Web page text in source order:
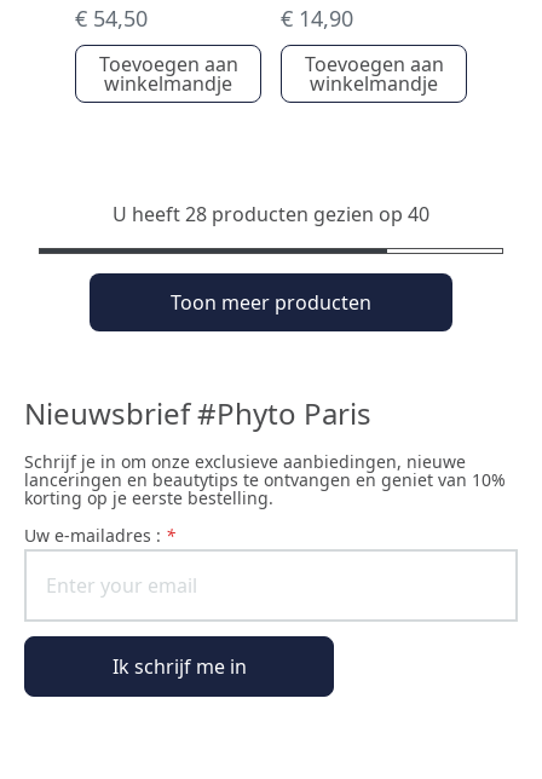
€ 54,50
Toevoegen aan
winkelmandje
€ 14,90
Toevoegen aan
winkelmandje
U heeft 28 producten gezien op 40
Toon meer producten
Nieuwsbrief #Phyto Paris
Schrijf je in om onze exclusieve aanbiedingen, nieuwe
lanceringen en beautytips te ontvangen en geniet van 10%
korting op je eerste bestelling.
uw e-mailadres : *
Ik schrijf me in